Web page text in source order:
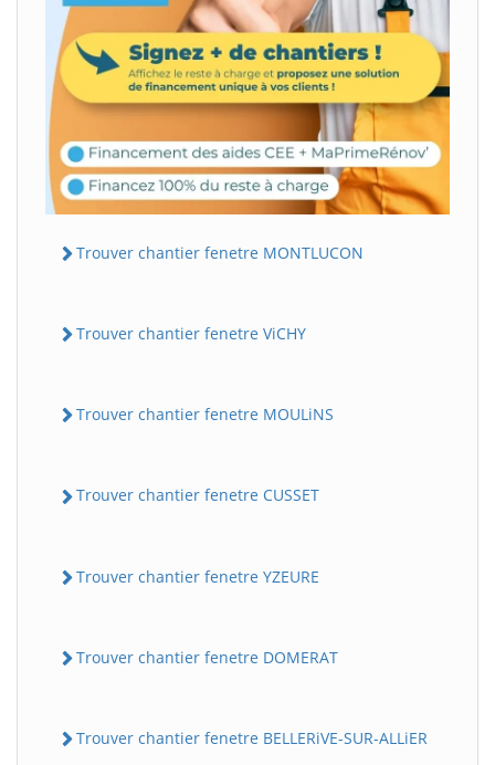
Trouver chantier fenetre MONTLUCON
Trouver chantier fenetre ViCHY
Trouver chantier fenetre MOULiNS
Trouver chantier fenetre CUSSET
Trouver chantier fenetre YZEURE
Trouver chantier fenetre DOMERAT
Trouver chantier fenetre BELLERiVE-SUR-ALLiER